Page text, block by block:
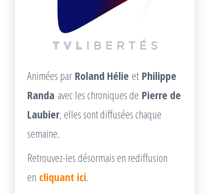
Animées par Roland Hélie et Philippe
Randa avec les chroniques de Pierre de
Laubier, elles sont diffusées chaque
semaine.
Retrouvez-les désormais en rediffusion
en cliquant ici.